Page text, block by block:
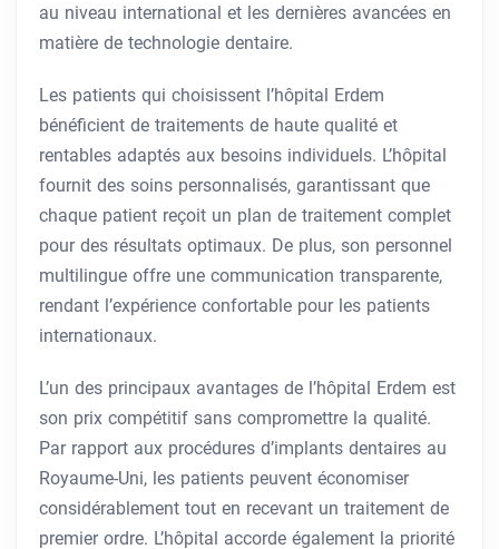
au niveau international et les dernières avancées en
matière de technologie dentaire.
Les patients qui choisissent l’hôpital Erdem
bénéficient de traitements de haute qualité et
rentables adaptés aux besoins individuels. L’hôpital
fournit des soins personnalisés, garantissant que
chaque patient reçoit un plan de traitement complet
pour des résultats optimaux. De plus, son personnel
multilingue offre une communication transparente,
rendant l’expérience confortable pour les patients
internationaux.
L’un des principaux avantages de l’hôpital Erdem est
son prix compétitif sans compromettre la qualité.
Par rapport aux procédures d’implants dentaires au
Royaume-Uni, les patients peuvent économiser
considérablement tout en recevant un traitement de
premier ordre. L’hôpital accorde également la priorité